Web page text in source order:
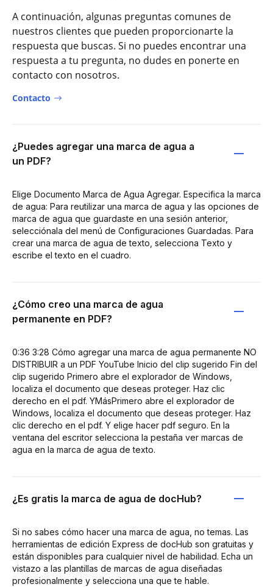
A continuación, algunas preguntas comunes de
nuestros clientes que pueden proporcionarte la
respuesta que buscas. Si no puedes encontrar una
respuesta a tu pregunta, no dudes en ponerte en
contacto con nosotros.
Contacto
¿Puedes agregar una marca de agua a
un PDF?
Elige Documento Marca de Agua Agregar. Especifica la marca
de agua: Para reutilizar una marca de agua y las opciones de
marca de agua que guardaste en una sesión anterior,
selecciónala del menú de Configuraciones Guardadas. Para
crear una marca de agua de texto, selecciona Texto y
escribe el texto en el cuadro.
¿Cómo creo una marca de agua
permanente en PDF?
0:36 3:28 Cómo agregar una marca de agua permanente NO
DISTRIBUIR a un PDF YouTube Inicio del clip sugerido Fin del
clip sugerido Primero abre el explorador de Windows,
localiza el documento que deseas proteger. Haz clic
derecho en el pdf. YMásPrimero abre el explorador de
Windows, localiza el documento que deseas proteger. Haz
clic derecho en el pdf. Y elige hacer pdf seguro. En la
ventana del escritor selecciona la pestaña ver marcas de
agua en la marca de agua de texto.
¿Es gratis la marca de agua de docHub?
Si no sabes cómo hacer una marca de agua, no temas. Las
herramientas de edición Express de docHub son gratuitas y
están disponibles para cualquier nivel de habilidad. Echa un
vistazo a las plantillas de marcas de agua diseñadas
profesionalmente y selecciona una que te hable.